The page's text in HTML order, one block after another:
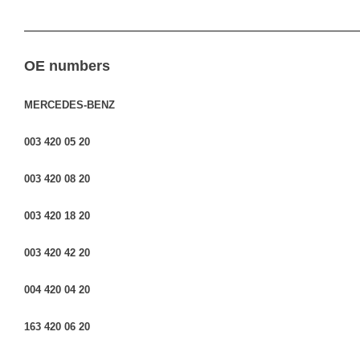
OE numbers
MERCEDES-BENZ
003 420 05 20
003 420 08 20
003 420 18 20
003 420 42 20
004 420 04 20
163 420 06 20